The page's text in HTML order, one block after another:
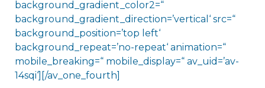
background_gradient_color2=“
background_gradient_direction=’vertical‘ src=“
background_position=’top left‘
background_repeat=’no-repeat‘ animation=“
mobile_breaking=“ mobile_display=“ av_uid=’av-
14sqi‘][/av_one_fourth]